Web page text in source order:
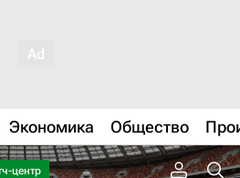
Экономика Общество
центр